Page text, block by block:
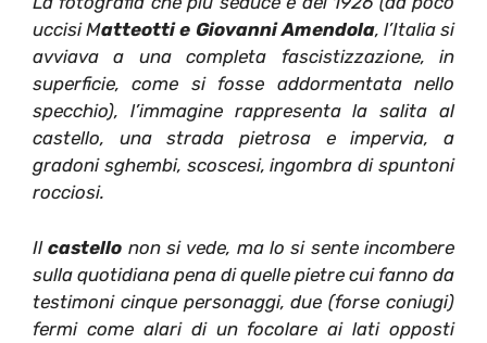
uccisi Matteotti e Giovanni Amendola, l’Italia si
avviava a una completa fascistizzazione, in
superficie, come si fosse addormentata nello
specchio), l’immagine rappresenta la salita al
castello, una strada pietrosa e impervia, a
gradoni sghembi, scoscesi, ingombra di spuntoni
rocciosi.
Ilcastello non si vede, ma lo si sente incombere
sulla quotidiana pena di quelle pietre cui fanno da
testimoni cinque personaggi, due (forse coniugi)
fermi come alari di un focolare ai lati opposti